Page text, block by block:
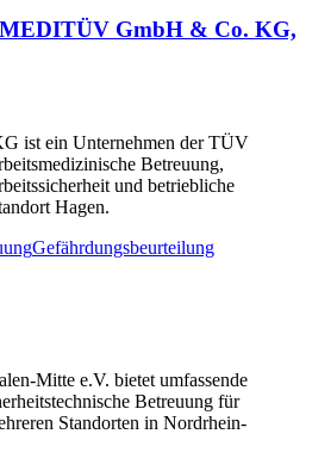
GmbH & Co. KG,
ist ein Unternehmen der TÜV
Betreuung,
und betriebliche
Hagen.
Gefährdungsbeurteilung
Mitte e.V. bietet umfassende
Betreuung für
Standorten in Nordrhein-